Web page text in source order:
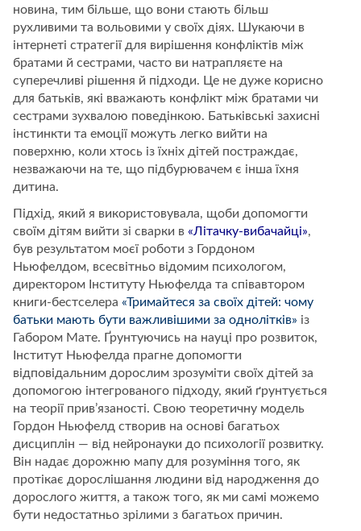
новина, тим більше, що вони стають більш
рухливими та вольовими у своїх діях. Шукаючи в
інтернеті стратегії для вирішення конфліктів між
братами й сестрами, часто ви натрапляєте на
суперечливі рішення й підходи. Це не дуже корисно
для батьків, які вважають конфлікт між братами чи
сестрами зухвалою поведінкою. Батьківські захисні
інстинкти та емоції можуть легко вийти на
поверхню, коли хтось із їхніх дітей постраждає,
незважаючи на те, що підбурювачем є інша їхня
дитина.
Підхід, який я використовувала, щоби допомогти
своїм дітям вийти зі сварки в «Літачку-вибачайці»,
був результатом моєї роботи з Гордоном
Ньюфелдом, всесвітньо відомим психологом,
директором Інституту Ньюфелда та співавтором
книги-бестселера «Тримайтеся за своїх дітей: чому
батьки мають бути важливішими за однолітків» із
Габором Мате. Ґрунтуючись на науці про розвиток,
Інститут Ньюфелда прагне допомогти
відповідальним дорослим зрозуміти своїх дітей за
допомогою інтегрованого підходу, який ґрунтується
на теорії прив’язаності. Свою теоретичну модель
Гордон Ньюфелд створив на основі багатьох
дисциплін — від нейронауки до психології розвитку.
Він надає дорожню мапу для розуміння того, як
протікає дорослішання людини від народження до
дорослого життя, а також того, як ми самі можемо
бути недостатньо зрілими з багатьох причин.